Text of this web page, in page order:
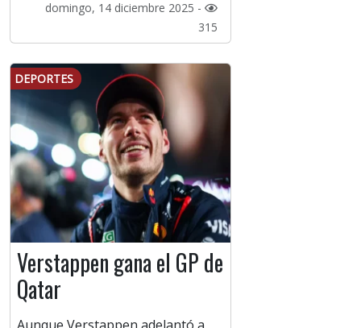
domingo, 14 diciembre 2025 -
315
DEPORTES
Verstappen gana el GP de
Qatar